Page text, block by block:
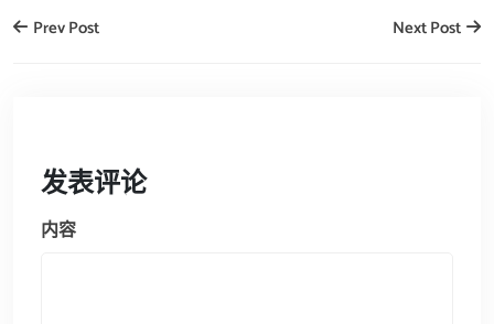
Prev Post Next Post
发表评论
内容